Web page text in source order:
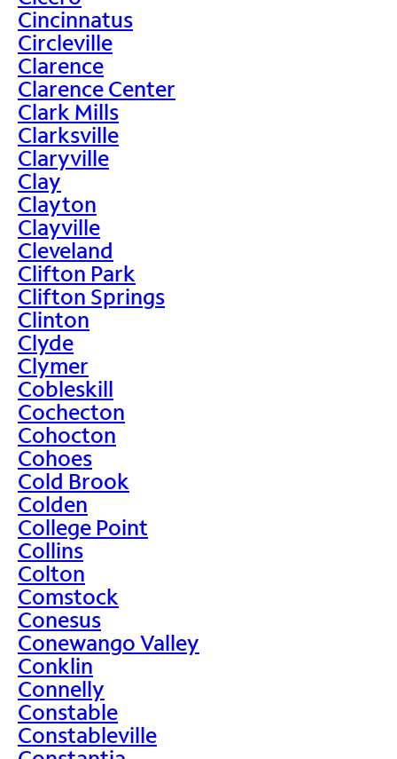
Cincinnatus
Circleville
Clarence
Clarence Center
Clark Mills
Clarksville
Claryville
Clay
Clayton
Clayville
Cleveland
Clifton Park
Clifton Springs
Clinton
Clyde
Clymer
Cobleskill
Cochecton
Cohocton
Cohoes
Cold Brook
Colden
College Point
Collins
Colton
Comstock
Conesus
Conewango Valley
Conklin
Connelly
Constable
Constableville